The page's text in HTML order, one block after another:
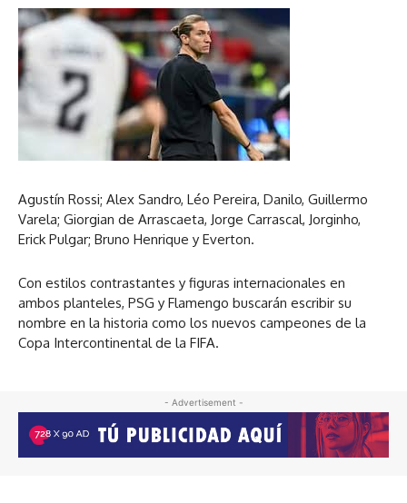
Agustín Rossi; Alex Sandro, Léo Pereira, Danilo, Guillermo
Varela; Giorgian de Arrascaeta, Jorge Carrascal, Jorginho,
Erick Pulgar; Bruno Henrique y Everton.
Con estilos contrastantes y figuras internacionales en
ambos planteles, PSG y Flamengo buscarán escribir su
nombre en la historia como los nuevos campeones de la
Copa Intercontinental de la FIFA.
- Advertisement -